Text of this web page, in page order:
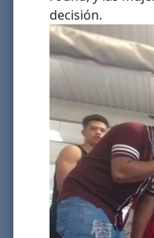
decisión.